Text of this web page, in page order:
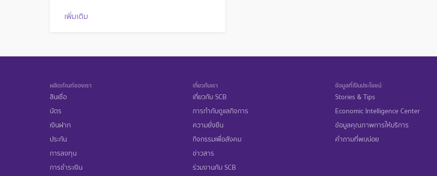
เพิ่มเติม
ผลิตภัณฑ์ของเรา
สินเชื่อ
บัตร
เงินฝาก
ประกัน
การลงทุน
การชำระเงิน
เกี่ยวกับเรา
เกี่ยวกับ SCB
การกำกับดูแลกิจการ
ความยั่งยืน
กิจกรรมเพื่อสังคม
ข่าวสาร
ร่วมงานกับ SCB
ข้อมูลที่เป็นประโยชน์
Stories & Tips
Economic Intelligence Center
ข้อมูลคุณภาพการให้บริการ
คำถามที่พบบ่อย